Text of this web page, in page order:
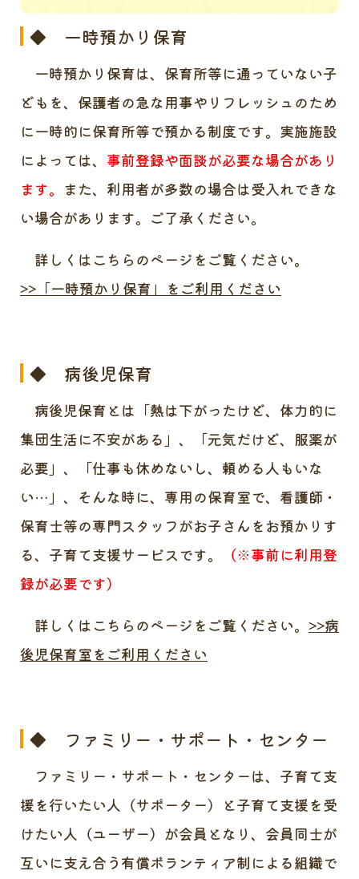
◆ 一時預かり保育
一時預かり保育は、保育所等に通っていない子
どもを、保護者の急な用事やリフレッシュのため
に一時的に保育所等で預かる制度です。実施施設
によっては、 事前登録や面談が必要な場合があり
ます。 また、利用者が多数の場合は受入れできな
い場合があります。ご了承ください。
詳しくはこちらのページをご覧ください。
>>「一時預かり保育」をご利用ください
◆ 病後児保育
病後児保育とは「熱は下がったけど、体力的に
集団生活に不安がある」、「元気だけど、服薬が
必要」、「仕事も休めないし、頼める人もいな
い…」、そんな時に、専用の保育室で、看護師・
保育士等の専門スタッフがお子さんをお預かりす
る、子育て支援サービスです。
（※事前に利用登
録が必要です）
詳しくはこちらのページをご覧ください。 >>病
後児保育室をご利用ください
◆ ファミリー・サポート・センター
ファミリー・サポート・センターは、子育て支
援を行いたい人（サポーター）と子育て支援を受
けたい人（ユーザー）が会員となり、会員同士が
互いに支え合う有償ボランティア制による組織で